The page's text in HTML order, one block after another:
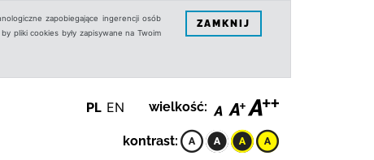
zapobiegające ingerencji osób
pliki cookies były zapisywane na Twoim
ZAMKNIJ
PL EN wielkość:
kontrast: